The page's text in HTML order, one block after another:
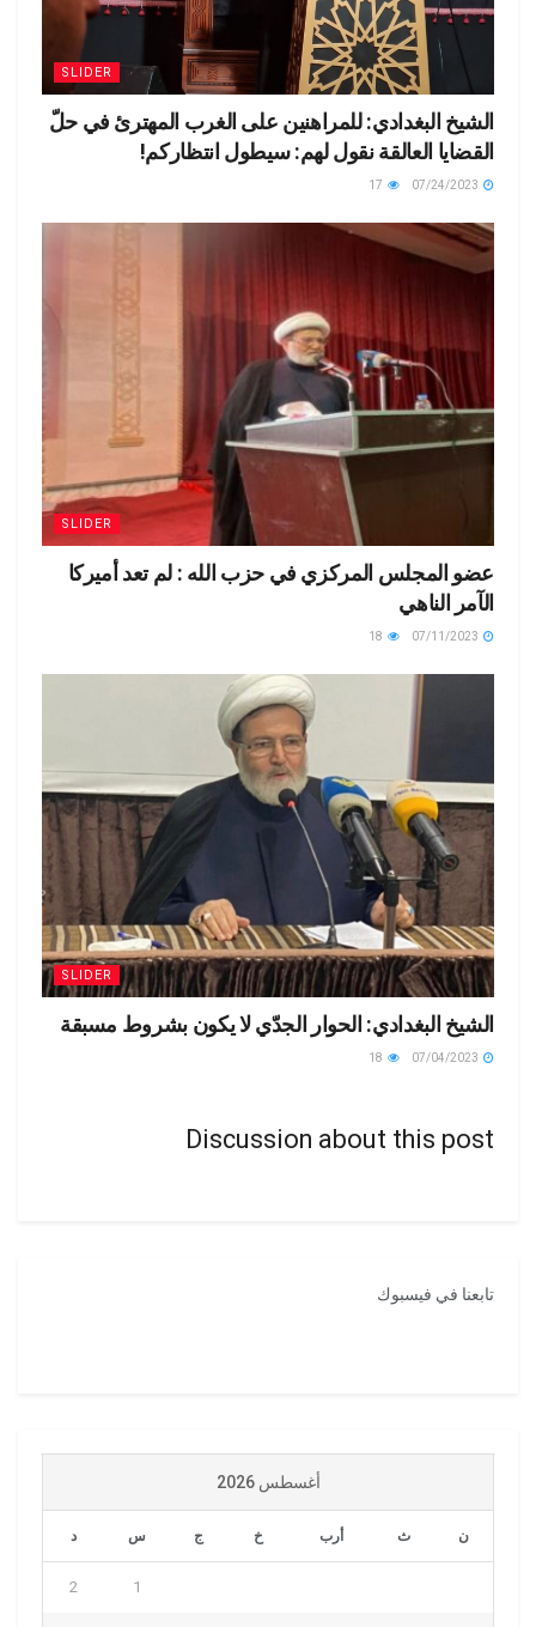
SLIDER
الشيخ البغدادي: للمراهنين على الغرب المهترئ في حلّ
القضايا العالقة نقول لهم: سيطول انتظاركم!
SLIDER
عضو المجلس المركزي في حزب الله : لم تعد أميركا
الآمر الناهي
SLIDER
الشيخ البغدادي: الحوار الجدّي لا يكون بشروط مسبقة
Discussion about this post
تابعنا في فيسبوك
أغسطس 2026
ن ث أرب خ ج س د
1
2